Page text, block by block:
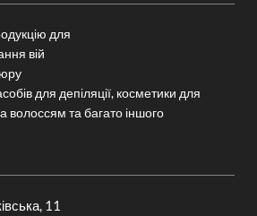
для
вій
для депіляції, косметики для
волоссям та багато іншого
11